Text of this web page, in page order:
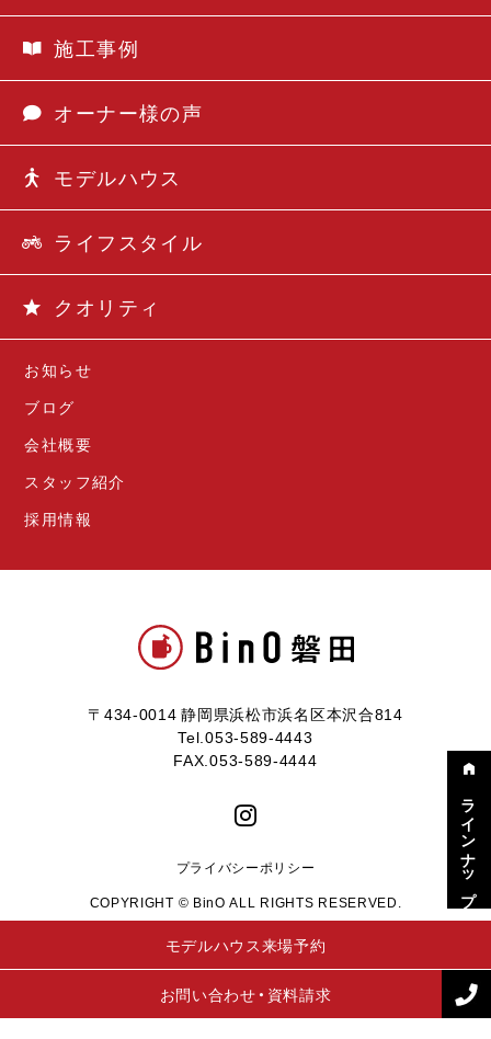
〒434-0014 静岡県浜松市浜名区本沢合814
Tel.053-589-4443
FAX.053-589-4444
お知らせ
ブログ
会社概要
スタッフ紹介
採用情報
施工事例
オーナー様の声
モデルハウス
ライフスタイル
クオリティ
プライバシーポリシー
COPYRIGHT © BinO ALL RIGHTS RESERVED.
モデルハウス来場予約
お問い合わせ・資料請求
ラインナップ